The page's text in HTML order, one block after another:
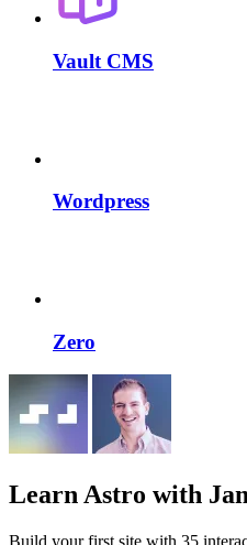
Vault CMS
Wordpress
Zero
Learn Astro with